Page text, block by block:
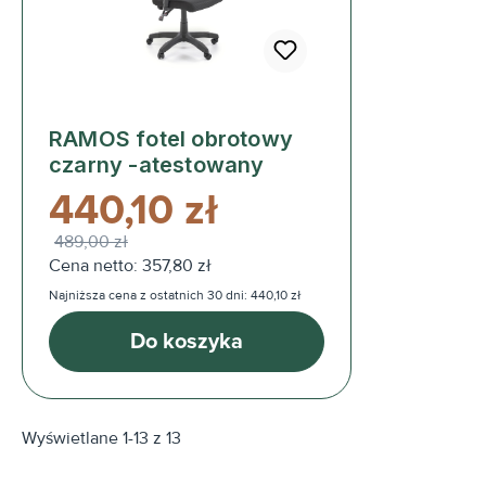
RAMOS fotel obrotowy
czarny -atestowany
440,10 zł
489,00 zł
Cena netto: 357,80 zł
Najniższa cena z ostatnich 30 dni: 440,10 zł
Do koszyka
Wyświetlane 1-13 z 13